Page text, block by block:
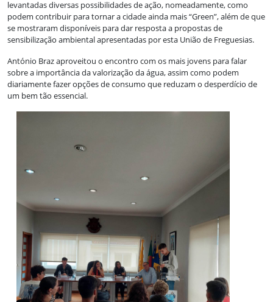
levantadas diversas possibilidades de ação, nomeadamente, como
podem contribuir para tornar a cidade ainda mais “Green”, além de que
se mostraram disponíveis para dar resposta a propostas de
sensibilização ambiental apresentadas por esta União de Freguesias.
António Braz aproveitou o encontro com os mais jovens para falar
sobre a importância da valorização da água, assim como podem
diariamente fazer opções de consumo que reduzam o desperdício de
um bem tão essencial.